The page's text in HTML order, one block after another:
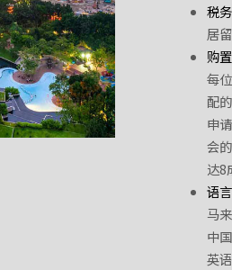
税务
居
购
每
配
申
会
达8
语
马
中
英